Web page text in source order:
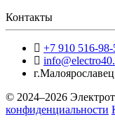
Контакты
+7 910 516-98-
г.Малоярославец
© 2024–2026
конфиденциальности